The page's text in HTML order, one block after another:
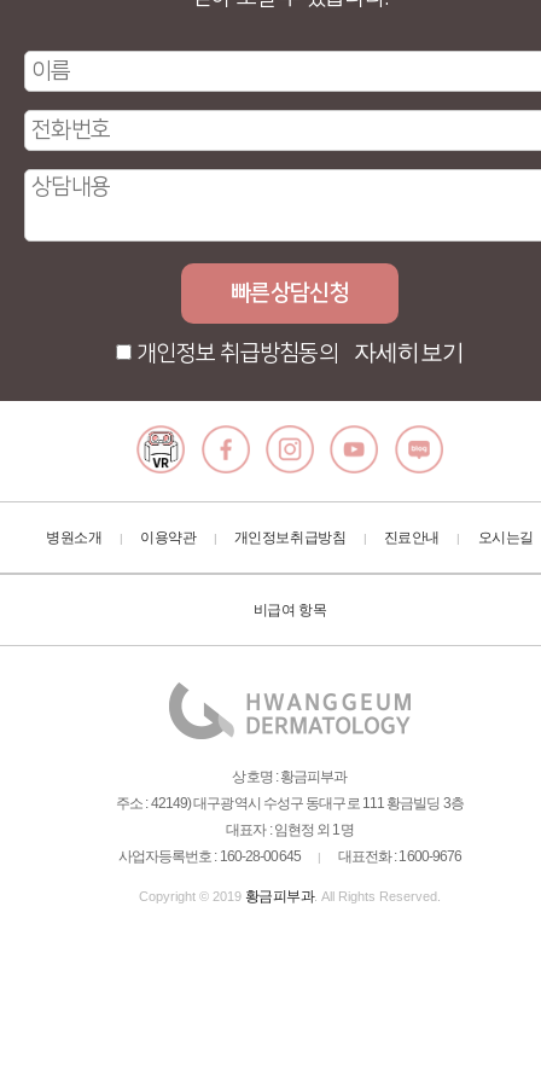
개인정보 취급방침동의 자세히보기
병원소개 | 이용약관 | 개인정보취급방침 | 진료안내 | 오시는길
비급여 항목
상호명 : 황금피부과
주소 : 42149) 대구광역시 수성구 동대구로 111 황금빌딩 3층
대표자 : 임현정 외 1명
사업자등록번호 : 160-28-00645
| 대표전화 : 1600-9676
Copyright © 2019 황금피부과. All Rights Reserved.